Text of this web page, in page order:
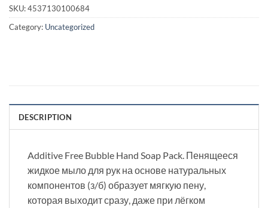
SKU:4537130100684
Category: Uncategorized
DESCRIPTION
Additive Free Bubble Hand Soap Pack. Пенящееся
жидкое мыло для рук на основе натуральных
компонентов (з/б) образует мягкую пену,
которая выходит сразу, даже при лёгком